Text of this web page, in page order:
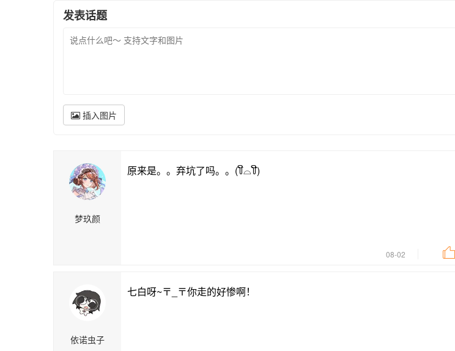
发表话题
插入图片
梦玖颜
原来是。。弃坑了吗。。(꒦ິ⌓꒦ີ)
08-02
依诺虫子
七白呀~〒_〒你走的好惨啊！